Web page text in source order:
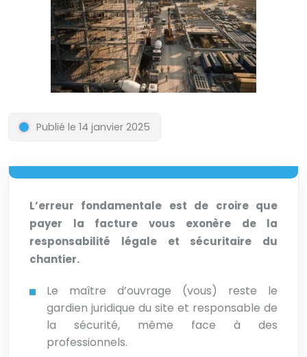
Publié le 14 janvier 2025
L’erreur fondamentale est de croire que
payer la facture vous exonère de la
responsabilité légale et sécuritaire du
chantier.
Le maître d’ouvrage (vous) reste le
gardien juridique du site et responsable de
la sécurité, même face à des
professionnels.